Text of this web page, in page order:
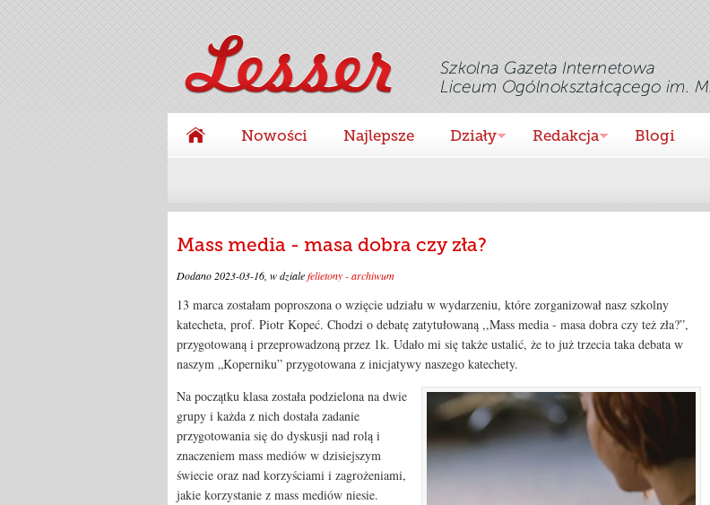
Nowości Najlepsze Działy Redakcja Blogi
Mass media - masa dobra czy zła?
Dodano 2023-03-16, w dzialefelietony - archiwum
13 marca zostałam poproszona o wzięcie udziału w wydarzeniu, które zorganizował nasz szkolny
katecheta, prof. Piotr Kopeć. Chodzi o debatę zatytułowaną ,,Mass media - masa dobra czy też zła?”,
przygotowaną i przeprowadzoną przez 1k. Udało mi się także ustalić, że to już trzecia taka debata w
naszym „Koperniku” przygotowana z inicjatywy naszego katechety.
Na początku klasa została podzielona na dwie
grupy i każda z nich dostała zadanie
przygotowania się do dyskusji nad rolą i
znaczeniem mass mediów w dzisiejszym
świecie oraz nad korzyściami i zagrożeniami,
jakie korzystanie z mass mediów niesie.